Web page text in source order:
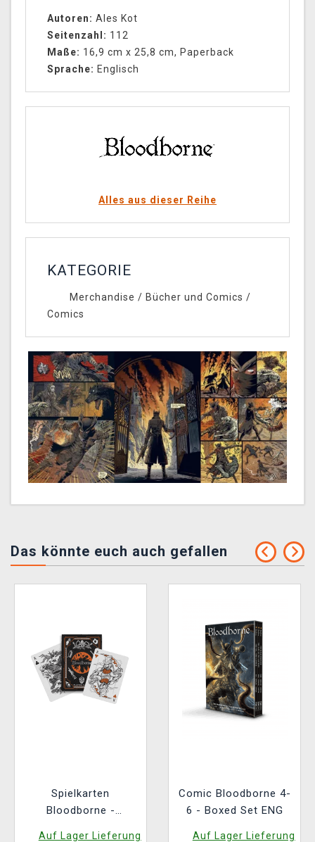
Autoren: Ales Kot
Seitenzahl: 112
Maße: 16,9 cm x 25,8 cm, Paperback
Sprache: Englisch
Alles aus dieser Reihe
KATEGORIE
Merchandise / Bücher und Comics /
Comics
Das könnte euch auch gefallen
Spielkarten
Bloodborne -
Auf Lager Lieferung
Comic Bloodborne 4-
6 - Boxed Set ENG
Auf Lager Lieferung